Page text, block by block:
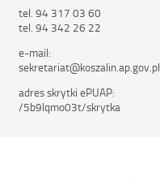
tel. 94 317 03 60
tel. 94 342 26 22
e-mail:
sekretariat@koszalin.ap.gov.pl
adres skrytki ePUAP:
/5b9lqmo03t/skrytka